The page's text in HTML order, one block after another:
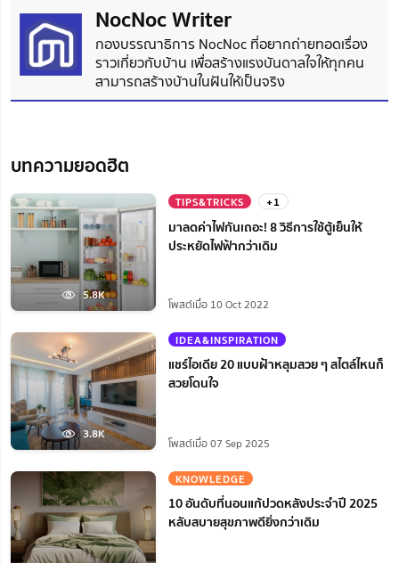
NocNoc Writer
กองบรรณาธิการ NocNoc ที่อยากถ่ายทอดเรื่อง
ราวเกี่ยวกับบ้าน เพื่อสร้างแรงบันดาลใจให้ทุกคน
สามารถสร้างบ้านในฝันให้เป็นจริง
บทความยอดฮิต
5.8K
TIPS&TRICKS +1
มาลดค่าไฟกันเถอะ! 8 วิธีการใช้ตู้เย็นให้
ประหยัดไฟฟ้ากว่าเดิม
โพสต์เมื่อ 10 Oct 2022
3.8K
IDEA&INSPIRATION
แชร์ไอเดีย 20 แบบฝ้าหลุมสวย ๆ สไตล์ไหนก็
สวยโดนใจ
โพสต์เมื่อ 07 Sep 2025
KNOWLEDGE
10 อันดับที่นอนแก้ปวดหลังประจำปี 2025
หลับสบายสุขภาพดียิ่งกว่าเดิม